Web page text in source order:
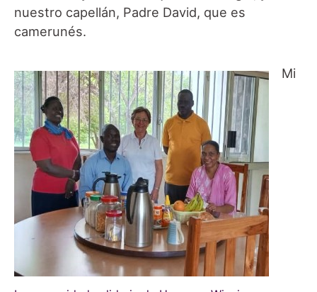
nuestro capellán, Padre David, que es
camerunés.
Mi